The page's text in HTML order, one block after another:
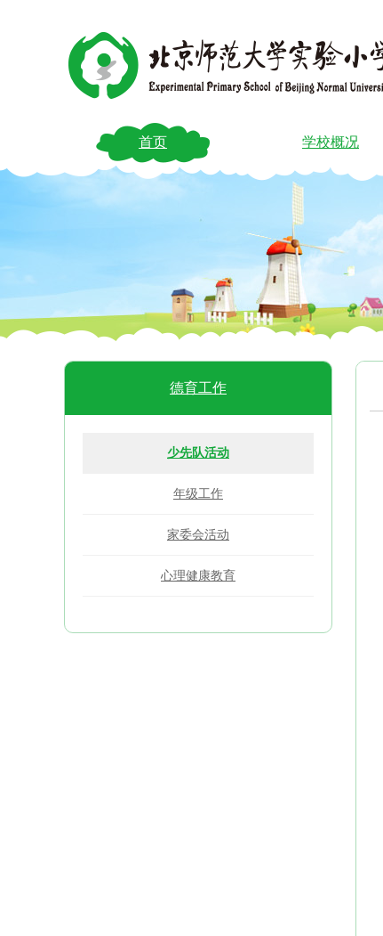
首页 学校概况
德育工作
少先队活动
年级工作
家委会活动
心理健康教育